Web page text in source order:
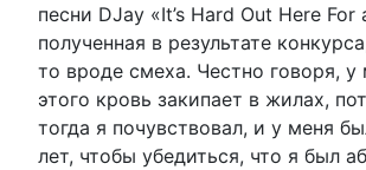
песни DJay «It’s Hard Out Here For
полученная в результате
то вроде смеха. Честно говоря, у
этого кровь закипает в жилах,
тогда я почувствовал, и у меня
лет, чтобы убедиться, что я был